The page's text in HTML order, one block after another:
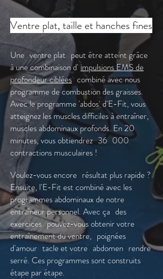
Ventre plat, taille et hanches fines
Une ventre plat peut être atteint grâce
à une combinaison d' impulsions EMS de
profondeur ciblées combiné avec nous
programme de combustion des graisses.
Avec le programme 'abdos' d'E-Fit, vous
atteignez les muscles difficiles à entraîner,
muscles abdominaux profonds. En 20
minutes, vous obtiendrez 36 000
contractions musculaires !
Voulez-vous encore résultat plus rapide ?
Ensuite, l'E-Fit est combiné avec les
programmes abdominaux de notre
entraîneur personnel. Avec ça des
exercices pouvez-vous obtenir votre
entraînement du ventre, poignées
d'amour tacle et votre abdomen rendre
serré. Ces programmes sont construits
étape par étape.